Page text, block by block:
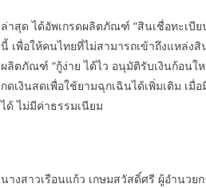
ล่าสุด ได้อัพเกรดผลิตภัณฑ์ “สินเชื่อทะเบี
นี้ เพื่อให้คนไทยที่ไม่สามารถเข้าถึงแหล่ง
ผลิตภัณฑ์ “กู้ง่าย ได้ไว อนุมัติรับเงินก้อนใ
กดเงินสดเพื่อใช้ยามฉุกเฉินได้เพิ่มเติม เ
ได้ ไม่มีค่าธรรมเนียม
นางสาวเรือนแก้ว เกษมสวัสดิ์ศรี ผู้อำนวย